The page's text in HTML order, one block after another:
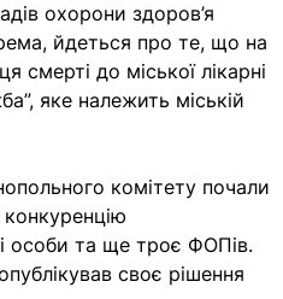
охорони здоров’я
йдеться про те, що на
смерті до міської лікарні
яке належить міській
комітету почали
особи та ще троє ФОПів.
своє рішення